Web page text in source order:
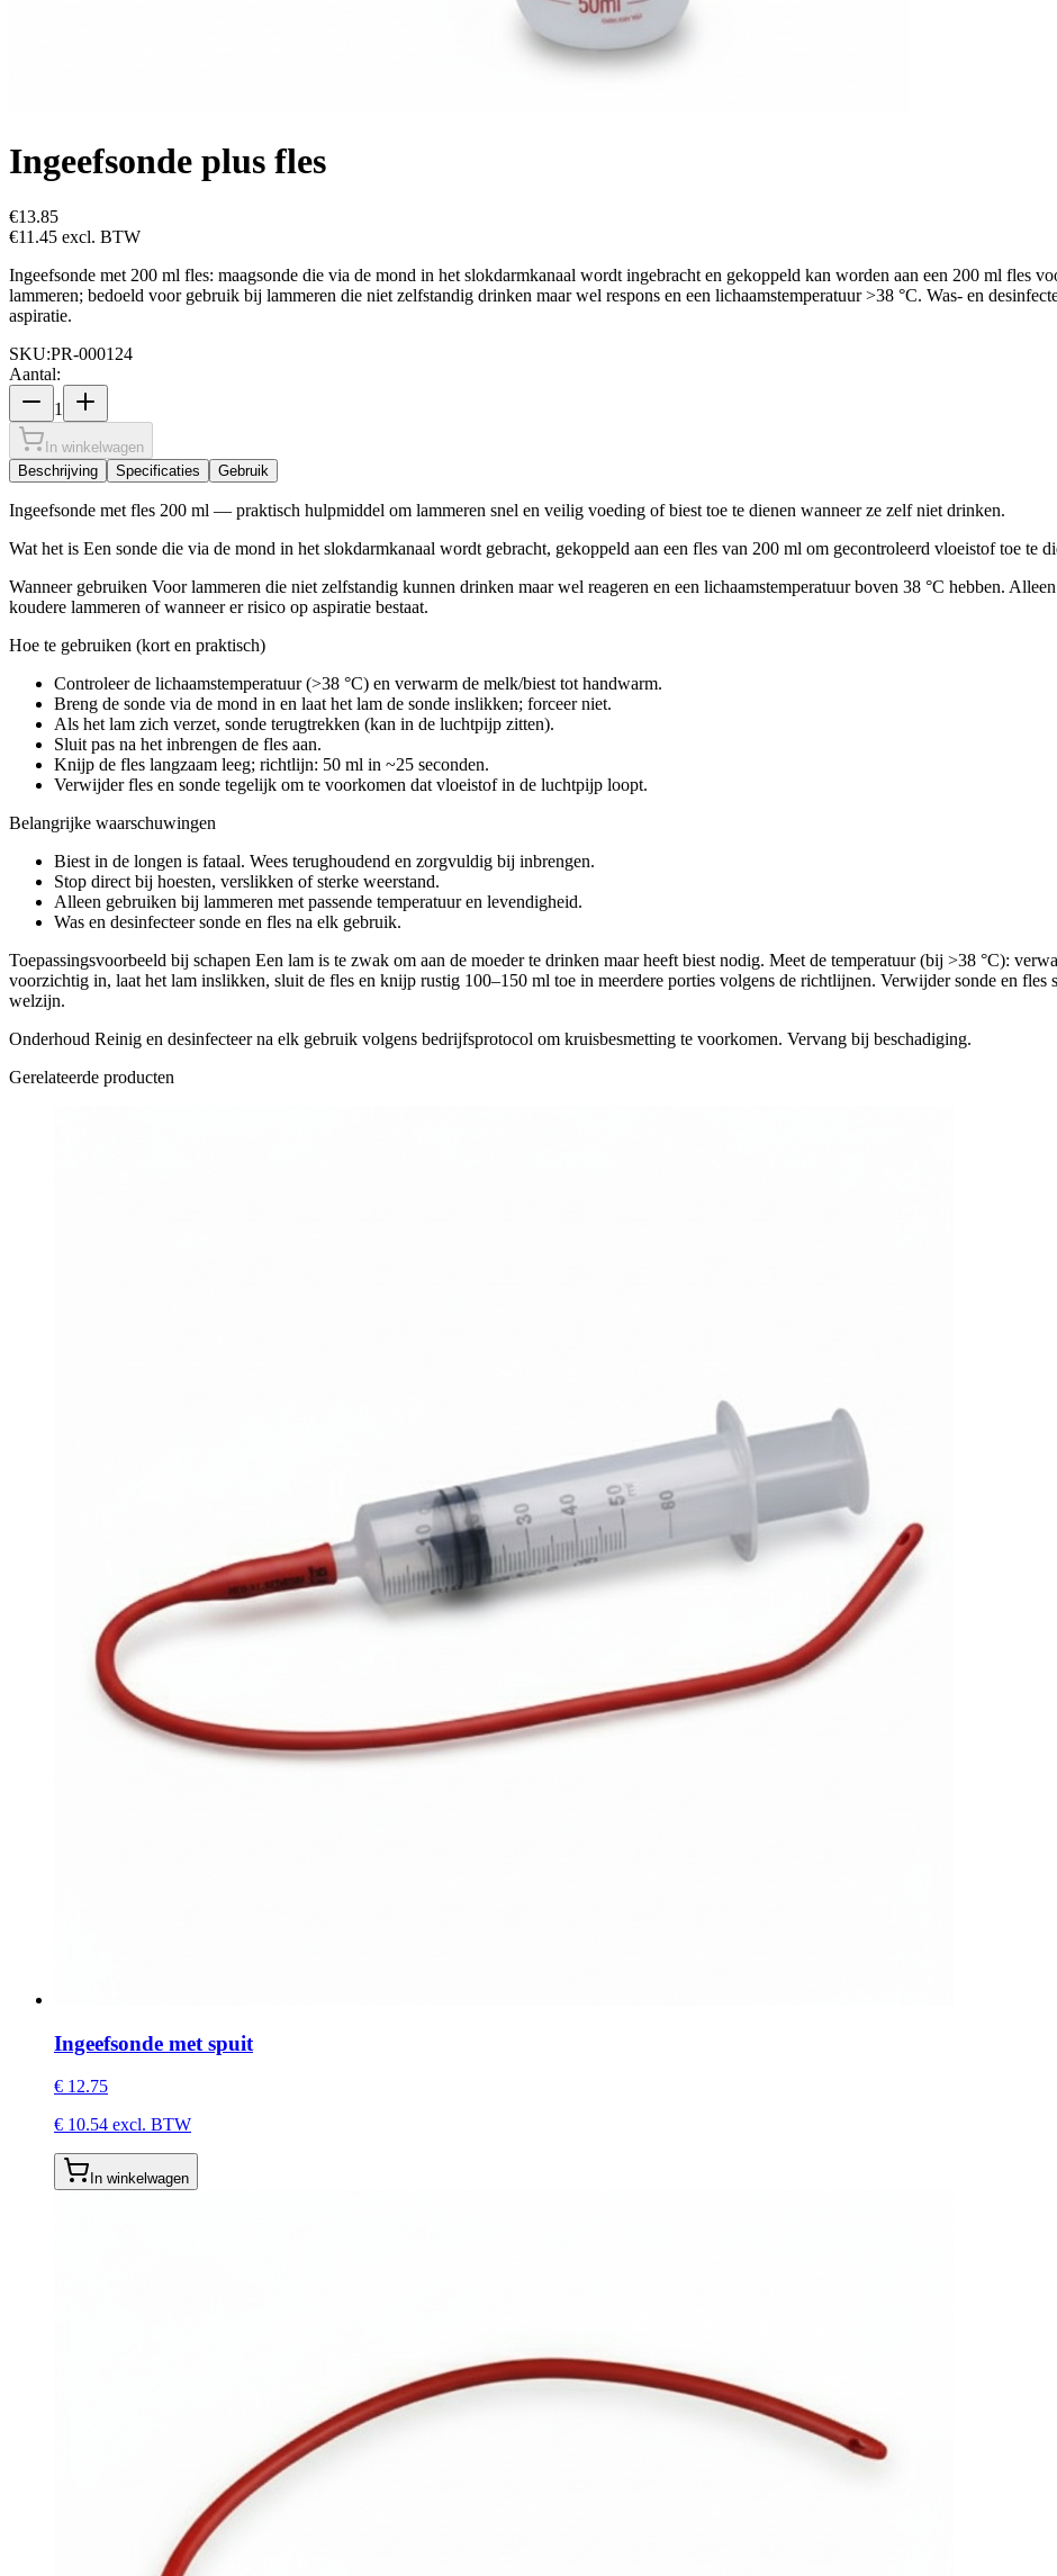
Ingeefsonde plus fles
€13.85
€11.45 excl. BTW
Ingeefsonde met 200 ml fles: maagsonde die via de mond in het slokdarmkanaal wordt ingebracht en gekoppeld kan worden aan een 200 ml fles
lammeren; bedoeld voor gebruik bij lammeren die niet zelfstandig drinken maar wel respons en een lichaamstemperatuur >38 °C. Was- en
aspiratie.
SKU:PR-000124
Aantal:
1
In winkelwagen
Beschrijving
Specificaties Gebruik
Ingeefsonde met fles 200 ml — praktisch hulpmiddel om lammeren snel en veilig voeding of biest toe te dienen wanneer ze zelf niet drinken.
Wat het is Een sonde die via de mond in het slokdarmkanaal wordt gebracht, gekoppeld aan een fles van 200 ml om gecontroleerd vloeistof toe te
Wanneer gebruiken Voor lammeren die niet zelfstandig kunnen drinken maar wel reageren en een lichaamstemperatuur boven 38 °C hebben.
koudere lammeren of wanneer er risico op aspiratie bestaat.
Hoe te gebruiken (kort en praktisch)
Controleer de lichaamstemperatuur (>38 °C) en verwarm de melk/biest tot handwarm.
Breng de sonde via de mond in en laat het lam de sonde inslikken; forceer niet.
Als het lam zich verzet, sonde terugtrekken (kan in de luchtpijp zitten).
Sluit pas na het inbrengen de fles aan.
Knijp de fles langzaam leeg; richtlijn: 50 ml in ~25 seconden.
Verwijder fles en sonde tegelijk om te voorkomen dat vloeistof in de luchtpijp loopt.
Belangrijke waarschuwingen
Biest in de longen is fataal. Wees terughoudend en zorgvuldig bij inbrengen.
Stop direct bij hoesten, verslikken of sterke weerstand.
Alleen gebruiken bij lammeren met passende temperatuur en levendigheid.
Was en desinfecteer sonde en fles na elk gebruik.
Toepassingsvoorbeeld bij schapen Een lam is te zwak om aan de moeder te drinken maar heeft biest nodig. Meet de temperatuur (bij >38 °C):
voorzichtig in, laat het lam inslikken, sluit de fles en knijp rustig 100–150 ml toe in meerdere porties volgens de richtlijnen. Verwijder sonde en fles
welzijn.
Onderhoud Reinig en desinfecteer na elk gebruik volgens bedrijfsprotocol om kruisbesmetting te voorkomen. Vervang bij beschadiging.
Gerelateerde producten
Ingeefsonde met spuit
€ 12.75
€ 10.54 excl. BTW
In winkelwagen